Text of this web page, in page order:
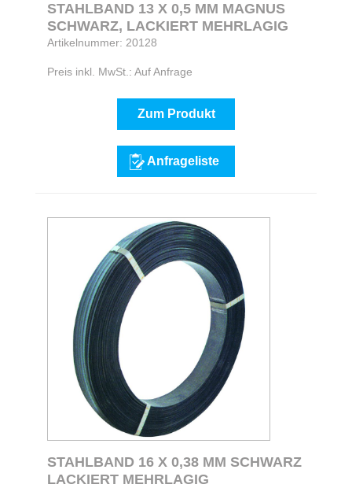
STAHLBAND 13 X 0,5 MM MAGNUS
SCHWARZ, LACKIERT MEHRLAGIG
Artikelnummer: 20128
Preis inkl. MwSt.: Auf Anfrage
Zum Produkt
Anfrageliste
STAHLBAND 16 X 0,38 MM SCHWARZ
LACKIERT MEHRLAGIG